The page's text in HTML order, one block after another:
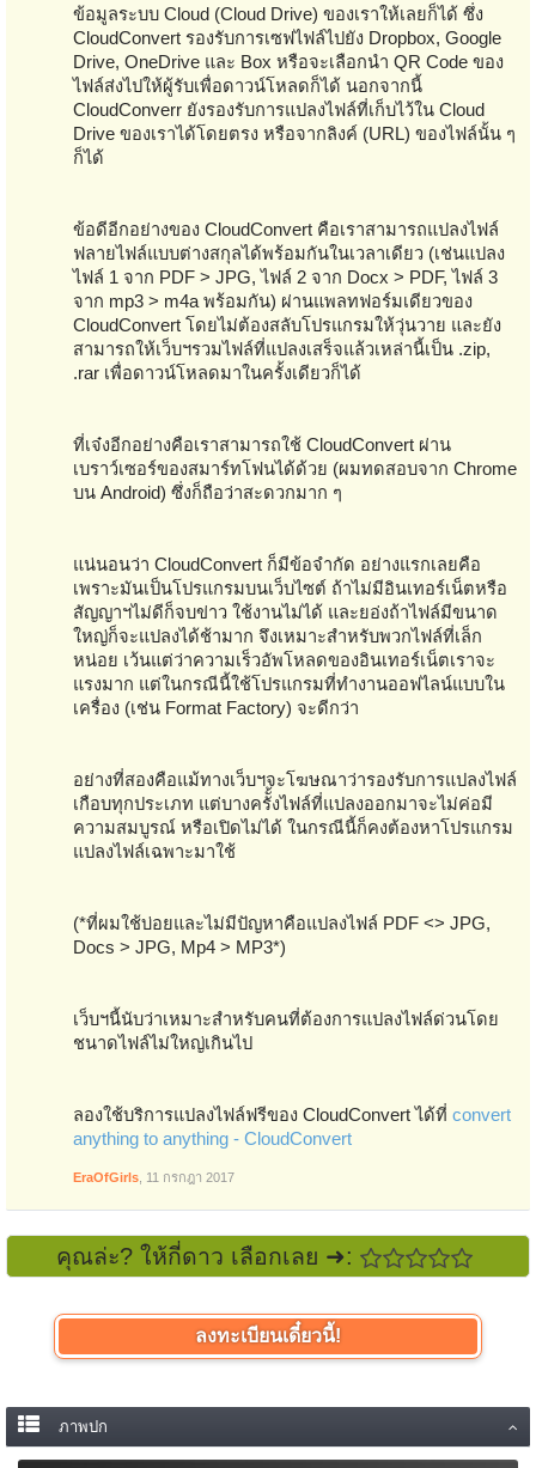
ข้อมูลระบบ Cloud (Cloud Drive) ของเราให้เลยก็ได้ ซึ่ง
CloudConvert รองรับการเซฟไฟล์ไปยัง Dropbox, Google
Drive, OneDrive และ Box หรือจะเลือกนำ QR Code ของ
ไฟล์ส่งไปให้ผู้รับเพื่อดาวน์โหลดก็ได้ นอกจากนี้
CloudConverr ยังรองรับการแปลงไฟล์ที่เก็บไว้ใน Cloud
Drive ของเราได้โดยตรง หรือจากลิงค์ (URL) ของไฟล์นั้น ๆ
ก็ได้
ข้อดีอีกอย่างของ CloudConvert คือเราสามารถแปลงไฟล์
ฟลายไฟล์แบบต่างสกุลได้พร้อมกันในเวลาเดียว (เช่นแปลง
ไฟล์ 1 จาก PDF > JPG, ไฟล์ 2 จาก Docx > PDF, ไฟล์ 3
จาก mp3 > m4a พร้อมกัน) ผ่านแพลทฟอร์มเดียวของ
CloudConvert โดยไม่ต้องสลับโปรแกรมให้วุ่นวาย และยัง
สามารถให้เว็บฯรวมไฟล์ที่แปลงเสร็จแล้วเหล่านี้เป็น .zip,
.rar เพื่อดาวน์โหลดมาในครั้งเดียวก็ได้
ที่เจ๋งอีกอย่างคือเราสามารถใช้ CloudConvert ผ่าน
เบราว์เซอร์ของสมาร์ทโฟนได้ด้วย (ผมทดสอบจาก Chrome
บน Android) ซึ่งก็ถือว่าสะดวกมาก ๆ
แน่นอนว่า CloudConvert ก็มีข้อจำกัด อย่างแรกเลยคือ
เพราะมันเป็นโปรแกรมบนเว็บไซต์ ถ้าไม่มีอินเทอร์เน็ตหรือ
สัญญาฯไม่ดีก็จบข่าว ใช้งานไม่ได้ และยอ่งถ้าไฟล์มีขนาด
ใหญ่ก็จะแปลงได้ช้ามาก จึงเหมาะสำหรับพวกไฟล์ที่เล็ก
หน่อย เว้นแต่ว่าความเร็วอัพโหลดของอินเทอร์เน็ตเราจะ
แรงมาก แต่ในกรณีนี้ใช้โปรแกรมที่ทำงานออฟไลน์แบบใน
เครื่อง (เช่น Format Factory) จะดีกว่า
อย่างที่สองคือแม้ทางเว็บฯจะโฆษณาว่ารองรับการแปลงไฟล์
เกือบทุกประเภท แต่บางครัั้งไฟล์ที่แปลงออกมาจะไม่ค่อมี
ความสมบูรณ์ หรือเปิดไม่ได้ ในกรณีนี้ก็คงต้องหาโปรแกรม
แปลงไฟล์เฉพาะมาใช้
(*ที่ผมใช้บ่อยและไม่มีปัญหาคือแปลงไฟล์ PDF <> JPG,
Docs > JPG, Mp4 > MP3*)
เว็บฯนี้นับว่าเหมาะสำหรับคนที่ต้องการแปลงไฟล์ด่วนโดย
ชนาดไฟล์ไม่ใหญ่เกินไป
ลองใช้บริการแปลงไฟล์ฟรีของ CloudConvert ได้ที่ convert
anything to anything - CloudConvert
EraOfGirls 11 กรกฎา 2017
คุณล่ะ? ให้กี่ดาว เลือกเลย ➜:
ลงทะเบียนเดี๋ยวนี้!
ภาพปก